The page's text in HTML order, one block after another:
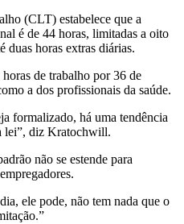
(CLT) estabelece que a
é de 44 horas, limitadas a oito
duas horas extras diárias.
de trabalho por 36 de
a dos profissionais da saúde.
formalizado, há uma tendência
lei”, diz Kratochwill.
não se estende para
ele pode, não tem nada que o